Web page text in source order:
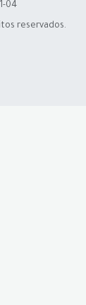
04
reservados.